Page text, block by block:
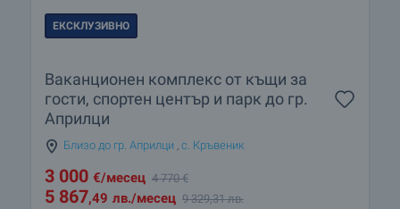
ЕКСКЛУЗИВНО
Ваканционен комплекс от къщи за
гости, спортен център и парк до гр.
Априлци
Близо до гр. Априлци , с. Кръвеник
3 000 €/месец 4 770€
5 867,49 лв./месец 9 329,31 лв.